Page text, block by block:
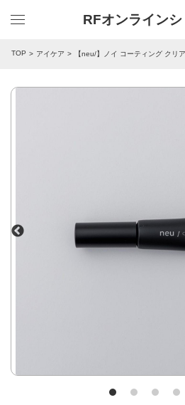
RFオンライン
TOP アイケア 【neu/】ノイ コーティング クリ